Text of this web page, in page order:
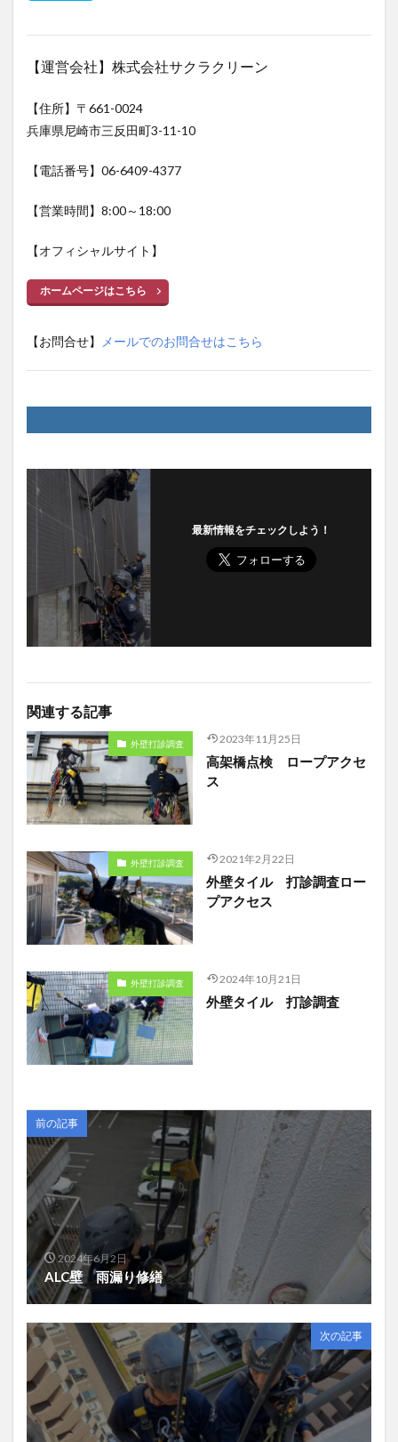
【運営会社】株式会社サクラクリーン
【住所】〒661-0024
兵庫県尼崎市三反田町3-11-10
【電話番号】06-6409-4377
【営業時間】8:00～18:00
【オフィシャルサイト】
ホームページはこちら
【お問合せ】 メールでのお問合せはこちら
最新情報をチェックしよう！
関連する記事
外壁打診調査 2023年11月25日
高架橋点検 ロープアクセ
ス
外壁打診調査 2021年2月22日
外壁タイル 打診調査ロー
プアクセス
外壁打診調査 2024年10月21日
外壁タイル 打診調査
前の記事
2024年6月2日
ALC壁 雨漏り修繕
次の記事